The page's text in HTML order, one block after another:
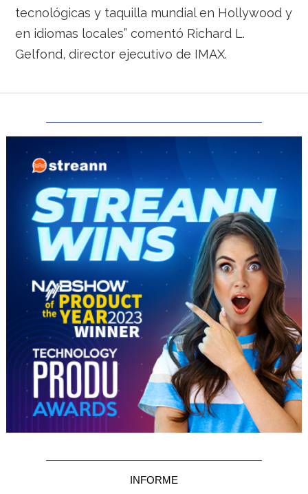
tecnológicas y taquilla mundial en Hollywood y
en idiomas locales” comentó Richard L.
Gelfond, director ejecutivo de IMAX.
INFORME